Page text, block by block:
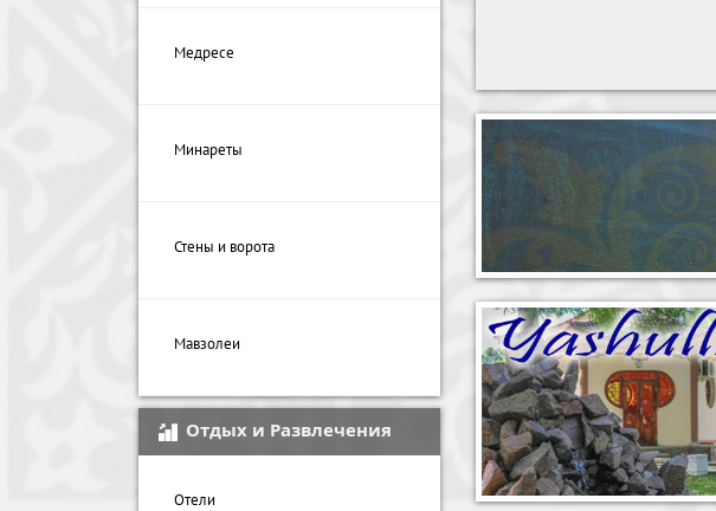
Медресе
Минареты
Стены и ворота
Мавзолеи
Отдых и Развлечения
Отели